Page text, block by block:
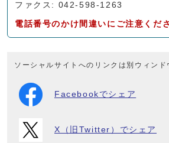
ファクス: 042-598-1263
電話番号のかけ間違いにご注意くだ
ソーシャルサイトへのリンクは別ウィンド
Facebookでシェア
X（旧Twitter）でシェア